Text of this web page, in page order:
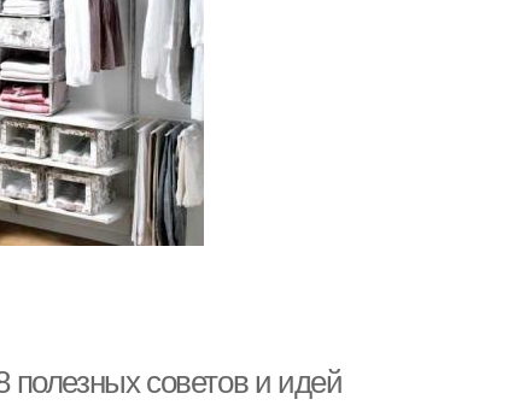
полезных советов и идей